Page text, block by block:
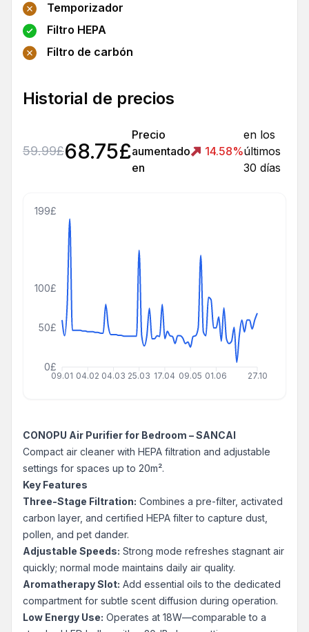
Temporizador
Filtro HEPA
Filtro de carbón
Historial de precios
59.99£68.75£
Precio
aumentado
en
14.58%
en los
últimos
30 días
09.01 04.02 04.03 25.03 17.04 09.05 01.06 27.10
0£
50£
100£
199£
CONOPU Air Purifier for Bedroom – SANCAI
Compact air cleaner with HEPA filtration and adjustable
settings for spaces up to 20m².
Key Features
Three-Stage Filtration: Combines a pre-filter, activated
carbon layer, and certified HEPA filter to capture dust,
pollen, and pet dander.
Adjustable Speeds: Strong mode refreshes stagnant air
quickly; normal mode maintains daily air quality.
Aromatherapy Slot: Add essential oils to the dedicated
compartment for subtle scent diffusion during operation.
Low Energy Use: Operates at 18W—comparable to a